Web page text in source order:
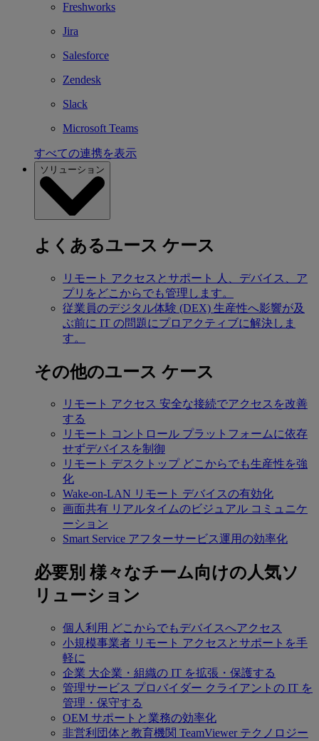
Freshworks
Jira
Salesforce
Zendesk
Slack
Microsoft Teams
すべての連携を表示
ソリューション
よくあるユース ケース
リモート アクセスとサポート
人、デバイス、ア
プリをどこからでも管理します。
従業員のデジタル体験 (DEX) 生産性へ影響が及
ぶ前に IT の問題にプロアクティブに解決しま
す。
その他のユース ケース
リモート アクセス 安全な接続でアクセスを改善
する
リモート コントロール プラットフォームに依存
せずデバイスを制御
リモート デスクトップ どこからでも生産性を強
化
Wake-on-LAN リモート デバイスの有効化
画面共有 リアルタイムのビジュアル コミュニケ
ーション
Smart Service アフターサービス運用の効率化
必要別 様々なチーム向けの人気ソ
リューション
個人利用 どこからでもデバイスへアクセス
小規模事業者 リモート アクセスとサポートを手
軽に
企業 大企業・組織の IT を拡張・保護する
管理サービス プロバイダー クライアントの IT を
管理・保守する
OEM サポートと業務の効率化
非営利団体と教育機関 TeamViewer テクノロジー